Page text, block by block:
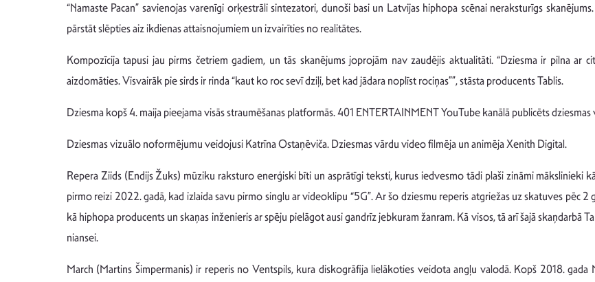
“Namaste Pacan” savienojas varenīgi orķestrāli sintezatori, dunoši basi un Latvijas hiphopa scēnai neraksturīgs
pārstāt slēpties aiz ikdienas attaisnojumiem un izvairīties no realitātes.
Kompozīcija tapusi jau pirms četriem gadiem, un tās skanējums joprojām nav zaudējis aktualitāti. “Dziesma ir pilna ar
aizdomāties. Visvairāk pie sirds ir rinda “kaut ko roc sevī dziļi, bet kad jādara noplīst rociņas””, stāsta producents Tablis.
Dziesma kopš 4. maija pieejama visās straumēšanas platformās. 401 ENTERTAINMENT YouTube kanālā publicēts
Dziesmas vizuālo noformējumu veidojusi Katrīna Ostaņēviča. Dziesmas vārdu video filmēja un animēja Xenith Digital.
Repera Ziids (Endijs Žuks) mūziku raksturo enerģiski bīti un asprātīgi teksti, kurus iedvesmo tādi plaši zināmi mākslinieki
pirmo reizi 2022. gadā, kad izlaida savu pirmo singlu ar videoklipu “5G”. Ar šo dziesmu reperis atgriežas uz skatuves pēc
kā hiphopa producents un skaņas inženieris ar spēju pielāgot ausi gandrīz jebkuram žanram. Kā visos, tā arī šajā skaņdarbā
niansei.
March (Martins Šimpermanis) ir reperis no Ventspils, kura diskogrāfija lielākoties veidota angļu valodā. Kopš 2018. gada